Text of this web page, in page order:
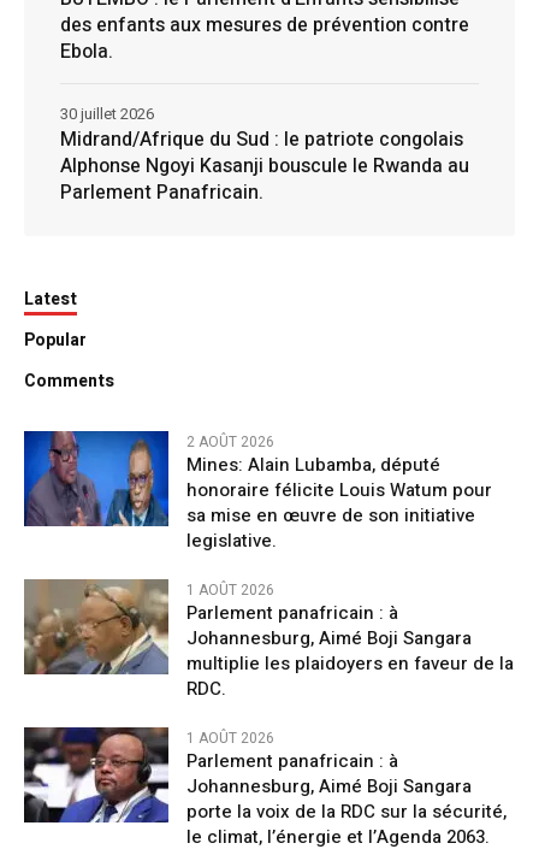
des enfants aux mesures de prévention contre
Ebola.
Midrand/Afrique du Sud : le patriote congolais
Alphonse Ngoyi Kasanji bouscule le Rwanda au
Parlement Panafricain.
30 juillet 2026
Latest
Popular
Comments
2 AOÛT 2026
Mines: Alain Lubamba, député
honoraire félicite Louis Watum pour
sa mise en œuvre de son initiative
legislative.
1 AOÛT 2026
Parlement panafricain : à
Johannesburg, Aimé Boji Sangara
multiplie les plaidoyers en faveur de la
RDC.
1 AOÛT 2026
Parlement panafricain : à
Johannesburg, Aimé Boji Sangara
porte la voix de la RDC sur la sécurité,
le climat, l’énergie et l’Agenda 2063.